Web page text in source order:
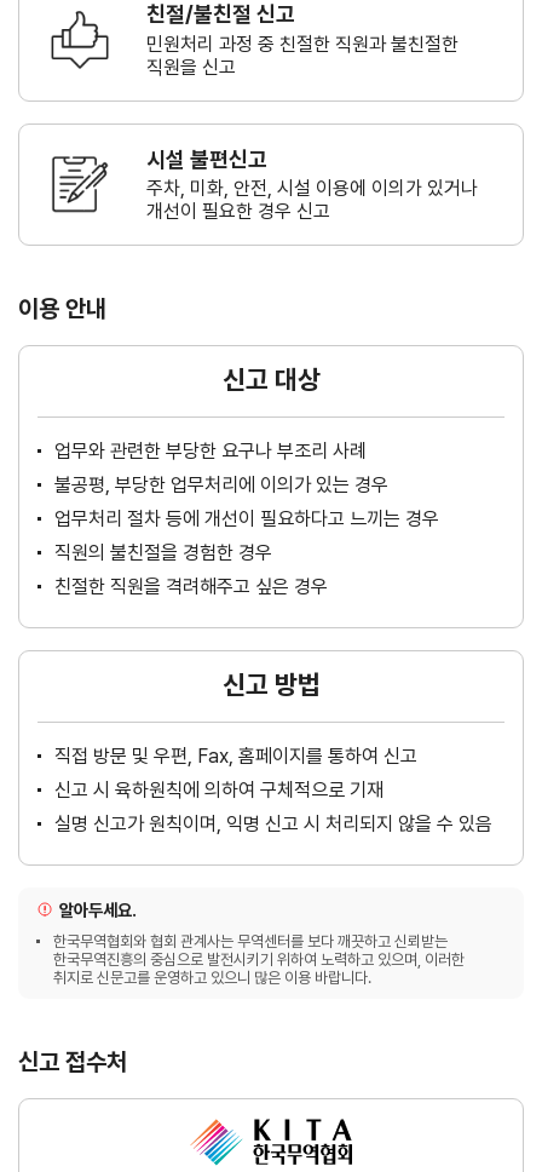
친절/불친절 신고
민원처리 과정 중 친절한 직원과불친절한
직원을 신고
시설 불편신고
주차, 미화, 안전, 시설 이용에 이의가 있거나
개선이 필요한 경우 신고
이용 안내
신고 대상
업무와 관련한 부당한 요구나 부조리 사례
불공평, 부당한 업무처리에 이의가 있는 경우
업무처리 절차 등에 개선이 필요하다고 느끼는 경우
직원의 불친절을 경험한 경우
친절한 직원을 격려해주고 싶은 경우
신고 방법
직접 방문 및 우편, Fax, 홈페이지를 통하여 신고
신고 시 육하원칙에 의하여 구체적으로 기재
실명 신고가 원칙이며, 익명 신고 시 처리되지 않을 수 있음
알아두세요.
한국무역협회와 협회 관계사는 무역센터를 보다 깨끗하고 신뢰받는
한국무역진흥의 중심으로 발전시키기 위하여 노력하고 있으며, 이러한
취지로 신문고를 운영하고 있으니 많은 이용 바랍니다.
신고 접수처